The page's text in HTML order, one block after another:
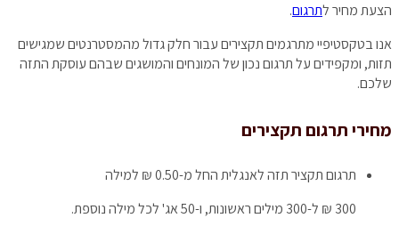
הצעת מחיר לתרגום.
אנו בטקסטיפיי מתרגמים תקצירים עבור חלק גדול מהמסטרנטים שמגישים
תזות, ומקפידים על תרגום נכון של המונחים והמושגים שבהם עוסקת התזה
שלכם.
מחירי תרגום תקצירים
תרגום תקציר תזה לאנגליתהחל מ-0.50 ₪ למילה
300 ₪ ל-300 מילים ראשונות, ו-50 אג' לכל מילה נוספת.